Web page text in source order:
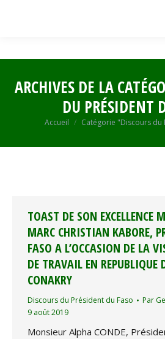
ARCHIVES DE LA
DU PRÉSIDENT
Vous êtes ici :
Accueil Catégorie "Discours du
TOAST DE SON EXCELLENCE
MARC CHRISTIAN KABORE,
FASO A L’OCCASION DE LA
DE TRAVAIL EN REPUBLIQUE
CONAKRY
Discours du Président du Faso Par
9 août 2019
Monsieur Alpha CONDE,